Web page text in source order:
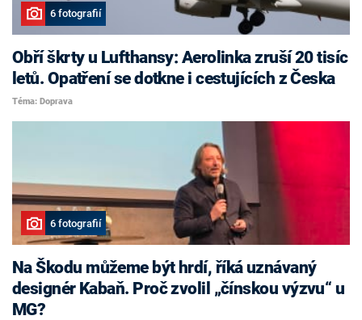
6 fotografií
Obří škrty u Lufthansy: Aerolinka zruší 20 tisíc
letů. Opatření se dotkne i cestujících z Česka
Téma: Doprava
6 fotografií
Na Škodu můžeme být hrdí, říká uznávaný
designér Kabaň. Proč zvolil „čínskou výzvu“ u
MG?